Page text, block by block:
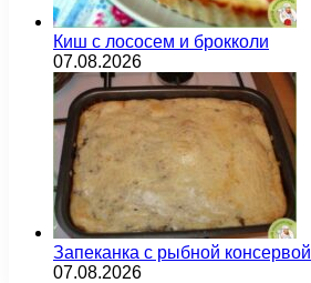
Киш с лососем и брокколи
07.08.2026
Запеканка с рыбной консервой
07.08.2026